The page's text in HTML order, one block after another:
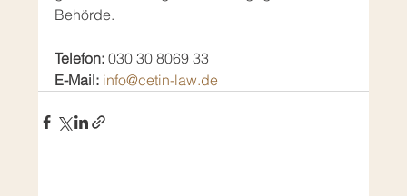
Behörde.
Telefon: 030 30 8069 33
E-Mail: info@cetin-law.de